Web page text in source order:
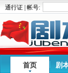
通行证 | 帐号:
首页 剧